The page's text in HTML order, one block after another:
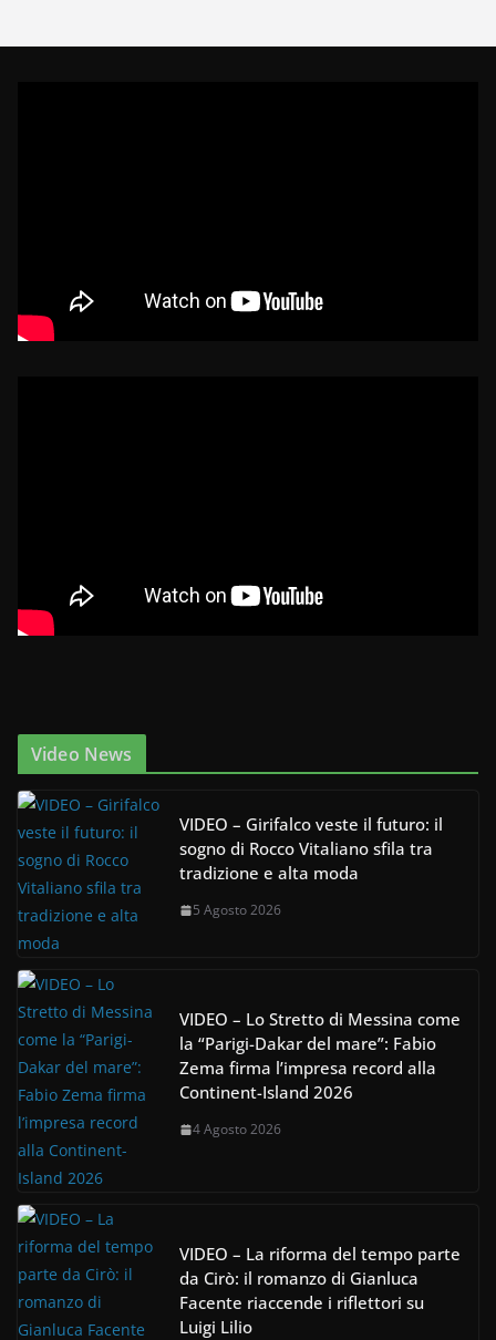
Video News
VIDEO – Girifalco veste il futuro: il
sogno di Rocco Vitaliano sfila tra
tradizione e alta moda
5 Agosto 2026
VIDEO – Lo Stretto di Messina come
la “Parigi-Dakar del mare”: Fabio
Zema firma l’impresa record alla
Continent-Island 2026
4 Agosto 2026
VIDEO – La riforma del tempo parte
da Cirò: il romanzo di Gianluca
Facente riaccende i riflettori su
Luigi Lilio